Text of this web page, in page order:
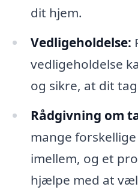
dit hjem.
Vedligeholdelse:
vedligeholdelse
og sikre, at dit
Rådgivning om
mange
imellem, og et
hjælpe med at